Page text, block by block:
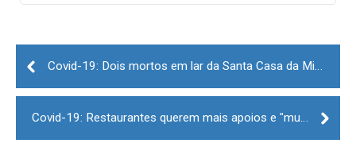
Post
navigation
Covid-19: Dois mortos em lar da Santa Casa da Misericórdia da Mêda
Covid-19: Restaurantes querem mais apoios e "mudança de estratégia" nos horários